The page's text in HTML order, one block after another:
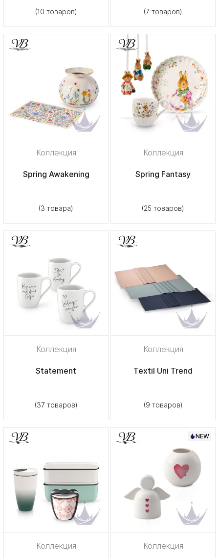
(10 товаров) (7 товаров)
Коллекция
Spring Awakening
(3 товара)
Коллекция
Spring Fantasy
(25 товаров)
Коллекция
Statement
(37 товаров)
Коллекция
Textil Uni Trend
(9 товаров)
Коллекция
NEW
Коллекция